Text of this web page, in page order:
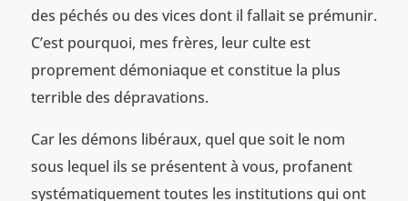
des péchés ou des vices dont il fallait se prémunir.
C’est pourquoi, mes frères, leur culte est
proprement démoniaque et constitue la plus
terrible des dépravations.
Car les démons libéraux, quel que soit le nom
sous lequel ils se présentent à vous, profanent
systématiquement toutes les institutions qui ont